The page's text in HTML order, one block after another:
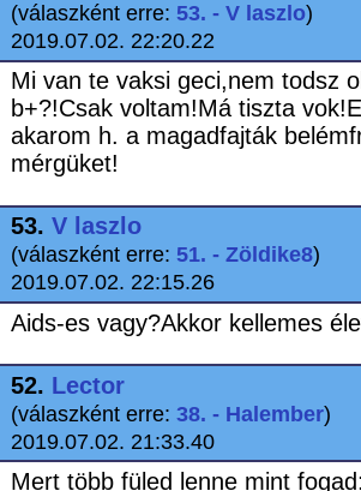
(válaszként erre: 53. - V laszlo)
2019.07.02. 22:20.22
Mi van te vaksi geci,nem todsz
b+?!Csak voltam!Má tiszta
akarom h. a magadfajták
mérgüket!
53. V laszlo
(válaszként erre: 51. - Zöldike8)
2019.07.02. 22:15.26
Aids-es vagy?Akkor kellemes
52. Lector
(válaszként erre: 38. - Halember)
2019.07.02. 21:33.40
Mert több füled lenne mint